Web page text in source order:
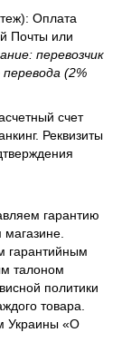
Оплата
Почты или
перевозчик
(2%
счет
Реквизиты
гарантию
гарантийным
талоном
политики
товара.
Украины «О